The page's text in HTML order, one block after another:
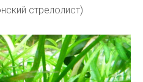
стрелолист)